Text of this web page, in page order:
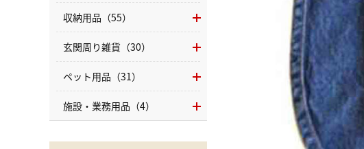
収納用品（55）
玄関周り雑貨（30）
ペット用品（31）
施設・業務用品（4）